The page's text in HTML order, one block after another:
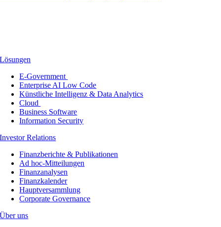
Lösungen
E-Government
Enterprise AI Low Code
Künstliche Intelligenz & Data Analytics
Cloud
Business Software
Information Security
Investor Relations
Finanzberichte & Publikationen
Ad hoc-Mitteilungen
Finanzanalysen
Finanzkalender
Hauptversammlung
Corporate Governance
Über uns